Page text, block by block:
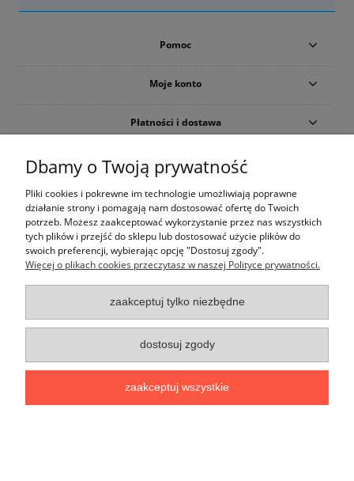
Pomoc
Moje konto
Płatności i dostawa
Informacje
O nas
F.H.U. Krakfach| ul. Krakowska 57 | 32-064 Brzezinka | tel:
60 30 ,609 815 006,887 806 800| e-mail:kontakt@krakfach.pl|
pokaż pełną wersję strony
Dbamy o Twoją prywatność
Pliki cookies i pokrewne im technologie umożliwiają poprawne
działanie strony i pomagają nam dostosować ofertę do Twoich
potrzeb. Możesz zaakceptować wykorzystanie przez nas wszystkich
tych plików i przejść do sklepu lub dostosować użycie plików do
swoich preferencji, wybierając opcję "Dostosuj zgody".
Więcej o plikach cookies przeczytasz w naszej Polityce prywatności.
zaakceptuj tylko niezbędne
dostosuj zgody
zaakceptuj wszystkie